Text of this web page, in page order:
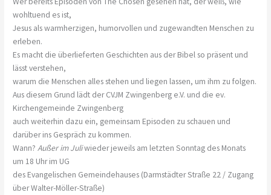
wohltuend es ist,
Jesus als warmherzigen, humorvollen und zugewandten Menschen zu
erleben.
Es macht die überlieferten Geschichten aus der Bibel so präsent und
lässt verstehen,
warum die Menschen alles stehen und liegen lassen, um ihm zu folgen.
Aus diesem Grund lädt der CVJM Zwingenberg e.V. und die ev.
Kirchengemeinde Zwingenberg
auch weiterhin dazu ein, gemeinsam Episoden zu schauen und
darüber ins Gespräch zu kommen.
Wann?Außer im Juliwieder jeweils am letzten Sonntag des Monats
um 18 Uhr im UG
des Evangelischen Gemeindehauses (Darmstädter Straße 22 / Zugang
über Walter-Möller-Straße)